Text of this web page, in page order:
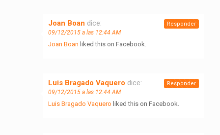
Joan Boan dice:
09/12/2015 a las 12:44 AM
Joan Boan liked this on Facebook.
Responder
Luis Bragado Vaquero dice:
09/12/2015 a las 12:44 AM
Luis Bragado Vaquero liked this on Facebook.
Responder